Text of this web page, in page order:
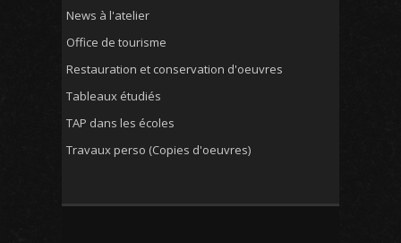
News à l'atelier
Office de tourisme
Restauration et conservation d'oeuvres
Tableaux étudiés
TAP dans les écoles
Travaux perso (Copies d'oeuvres)